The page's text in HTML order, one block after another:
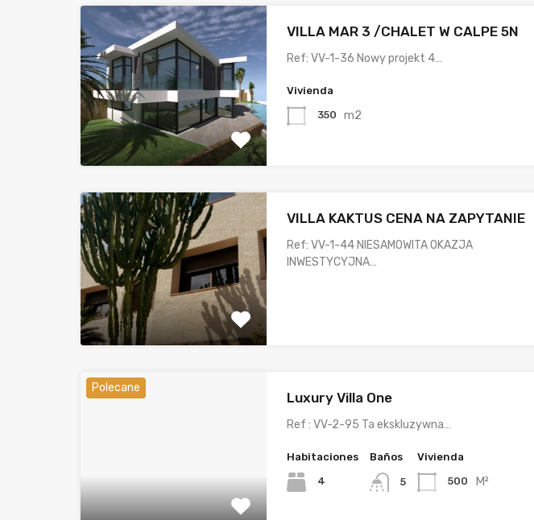
VILLA MAR 3 /CHALET W CALPE 5N
Ref: VV-1-36 Nowy projekt 4…
Vivienda
350 m2
VILLA KAKTUS CENA NA ZAPYTANIE
Ref: VV-1-44 NIESAMOWITA OKAZJA
INWESTYCYJNA…
Polecane
Luxury Villa One
Ref : VV-2-95 Ta ekskluzywna…
Habitaciones
4
Baños
5
Vivienda
500 M²